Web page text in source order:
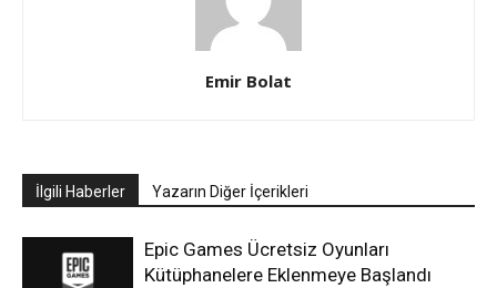
Emir Bolat
İlgili Haberler Yazarın Diğer İçerikleri
Epic Games Ücretsiz Oyunları
Kütüphanelere Eklenmeye Başlandı